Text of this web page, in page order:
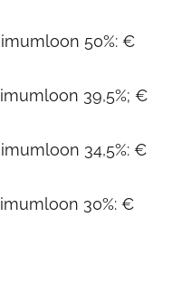
50%: €
39,5%; €
34,5%: €
30%: €